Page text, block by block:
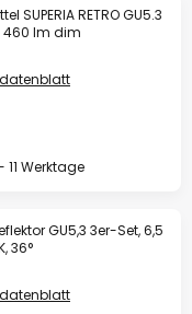
SUPERIA RETRO GU5.3
460 lm dim
11 Werktage
GU5,3 3er-Set, 6,5
36°